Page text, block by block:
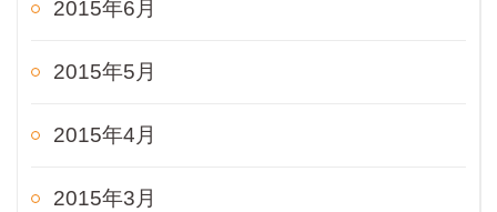
2015年6月
2015年5月
2015年4月
2015年3月